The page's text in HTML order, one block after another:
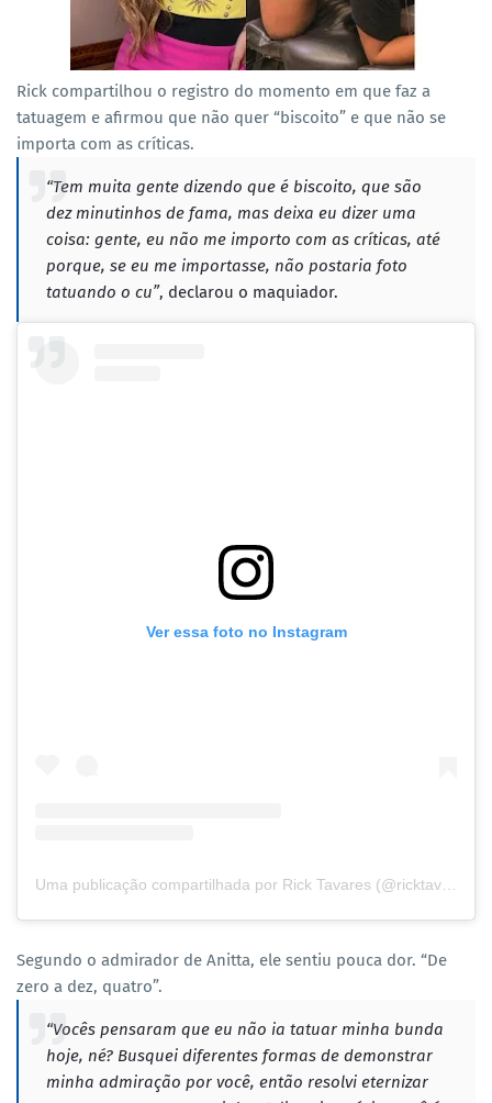
Rick compartilhou o registro do momento em que faz a
tatuagem e afirmou que não quer “biscoito” e que não se
importa com as críticas.
“Tem muita gente dizendo que é biscoito, que são
dez minutinhos de fama, mas deixa eu dizer uma
coisa: gente, eu não me importo com as críticas, até
porque, se eu me importasse, não postaria foto
tatuando o cu”, declarou o maquiador.
Ver essa foto no Instagram
Uma publicação compartilhada por Rick Tavares (@ricktavaresofc)
Segundo o admirador de Anitta, ele sentiu pouca dor. “De
zero a dez, quatro”.
“Vocês pensaram que eu não ia tatuar minha bunda
hoje, né? Busquei diferentes formas de demonstrar
minha admiração por você, então resolvi eternizar